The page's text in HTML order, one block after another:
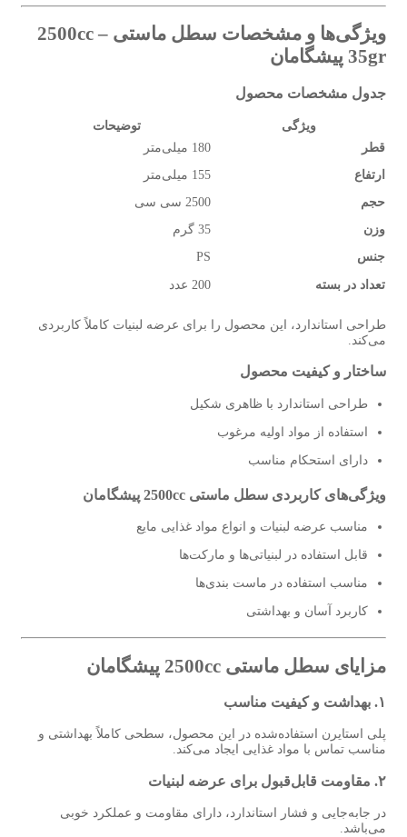
ویژگی‌ها و مشخصات سطل ماستی 2500cc –
35gr پیشگامان
جدول مشخصات محصول
ویژگی
توضیحات
قطر
180 میلی‌متر
ارتفاع
155 میلی‌متر
حجم
2500 سی سی
وزن
35 گرم
جنس
PS
تعداد در بسته 200 عدد
طراحی استاندارد، این محصول را برای عرضه لبنیات کاملاً کاربردی
می‌کند.
ساختار و کیفیت محصول
طراحی استاندارد با ظاهری شکیل
استفاده از مواد اولیه مرغوب
دارای استحکام مناسب
ویژگی‌های کاربردی سطل ماستی 2500cc پیشگامان
مناسب عرضه لبنیات و انواع مواد غذایی مایع
قابل استفاده در لبنیاتی‌ها و مارکت‌ها
مناسب استفاده در ماست بندی‌ها
کاربرد آسان و بهداشتی
مزایای سطل ماستی 2500cc پیشگامان
۱. بهداشت و کیفیت مناسب
پلی‌ استایرن استفاده‌شده در این محصول، سطحی کاملاً بهداشتی و
مناسب تماس با مواد غذایی ایجاد می‌کند.
۲. مقاومت قابل‌قبول برای عرضه لبنیات
در جابه‌جایی و فشار استاندارد، دارای مقاومت و عملکرد خوبی
می‌باشد.